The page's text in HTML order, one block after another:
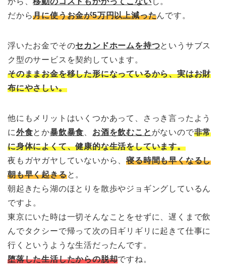
だから月に使うお金が5万円以上減ったんです。
浮いたお金でそのセカンドホームを持つというサブス
ク型のサービスを契約しています。
そのままお金を移した形になっているから、実はお財
布にやさしい。
他にもメリットはいくつかあって、さっき言ったよう
に外食とか暴飲暴食 お酒を飲むこと がないので非常
に身体によくて、健康的な生活をしています。
夜もガヤガヤしていないから、寝る時間も早くなるし
朝も早く起きると。
朝起きたら湖のほとりを散歩やジョギングしているん
ですよ。
東京にいた時は一切そんなことをせずに、遅くまで飲
んでタクシーで帰って次の日ギリギリに起きて仕事に
行くというような生活だったんです。
堕落した生活したからの脱却ですね。